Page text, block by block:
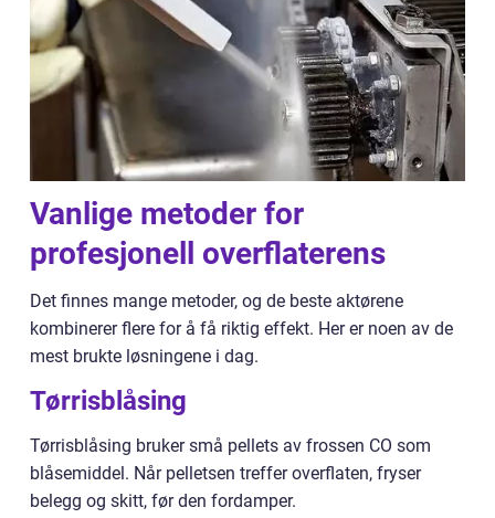
Vanlige metoder for
profesjonell overflaterens
Det finnes mange metoder, og de beste aktørene
kombinerer flere for å få riktig effekt. Her er noen av de
mest brukte løsningene i dag.
Tørrisblåsing
Tørrisblåsing bruker små pellets av frossen CO som
blåsemiddel. Når pelletsen treffer overflaten, fryser
belegg og skitt, før den fordamper.